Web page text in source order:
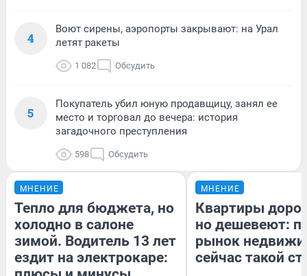
4
Воют сирены, аэропорты закрывают: на Урал
летят ракеты
1 082 Обсудить
5
Покупатель убил юную продавщицу, занял ее
место и торговал до вечера: история
загадочного преступления
598 Обсудить
МНЕНИЕ
Тепло для бюджета, но
холодно в салоне
зимой. Водитель 13 лет
ездит на электрокаре:
МНЕНИЕ
Квартиры
но дешевеют:
рынок
сейчас такой